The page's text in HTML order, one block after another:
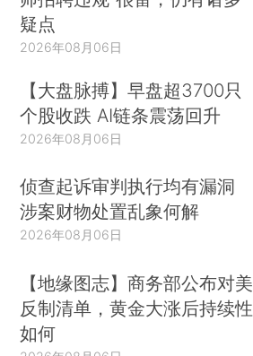
疑点
2026年08月06日
【大盘脉搏】早盘超3700只
个股收跌 AI链条震荡回升
2026年08月06日
侦查起诉审判执行均有漏洞
涉案财物处置乱象何解
2026年08月06日
【地缘图志】商务部公布对美
反制清单，黄金大涨后持续性
如何